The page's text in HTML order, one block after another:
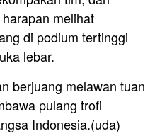
melihat
di podium tertinggi
lebar.
berjuang melawan tuan
pulang trofi
Indonesia.(uda)